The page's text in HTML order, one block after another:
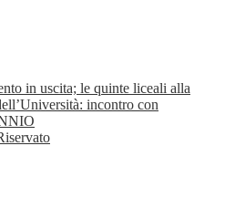
in uscita; le quinte liceali alla
incontro con